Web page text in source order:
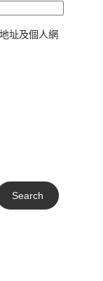
址及個人網
Search